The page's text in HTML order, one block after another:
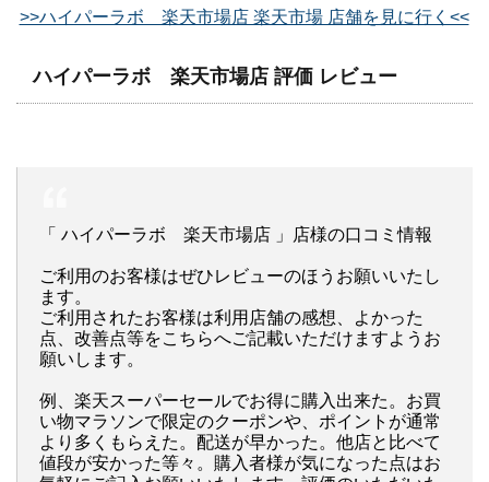
>>ハイパーラボ 楽天市場店 楽天市場 店舗を見に行く<<
ハイパーラボ 楽天市場店 評価 レビュー
「 ハイパーラボ 楽天市場店 」店様の口コミ情報
ご利用のお客様はぜひレビューのほうお願いいたし
ます。
ご利用されたお客様は利用店舗の感想、よかった
点、改善点等をこちらへご記載いただけますようお
願いします。
例、楽天スーパーセールでお得に購入出来た。お買
い物マラソンで限定のクーポンや、ポイントが通常
より多くもらえた。配送が早かった。他店と比べて
値段が安かった等々。購入者様が気になった点はお